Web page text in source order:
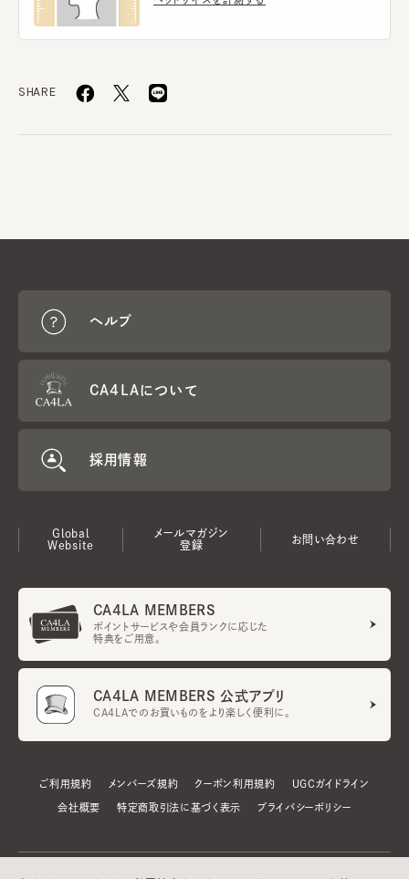
SHARE
ヘルプ
CA4LAについて
採用情報
Global
Website
メールマガジン
登録
お問い合わせ
CA4LA MEMBERS
ポイントサービスや会員ランクに応じた
特典をご用意。
CA4LA MEMBERS 公式アプリ
CA4LAでのお買いものをより楽しく便利に。
ご利用規約 メンバーズ規約 クーポン利用規約 UGCガイドライン
会社概要 特定商取引法に基づく表示 プライバシーポリシー